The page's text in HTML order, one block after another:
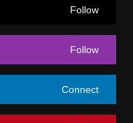
Follow
Follow
Connect